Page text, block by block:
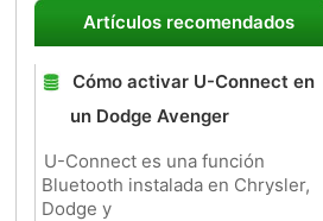
Artículos recomendados
Cómo activar U-Connect en
un Dodge Avenger
U-Connect es una función
Bluetooth instalada en Chrysler,
Dodge y